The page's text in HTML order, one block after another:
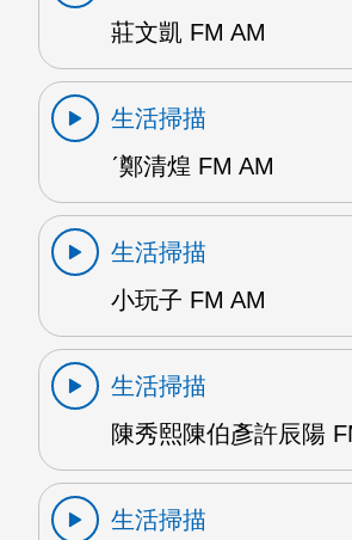
莊文凱 FM AM
生活掃描
ˊ鄭清煌 FM AM
生活掃描
小玩子 FM AM
生活掃描
陳秀熙陳伯彥許辰陽
生活掃描